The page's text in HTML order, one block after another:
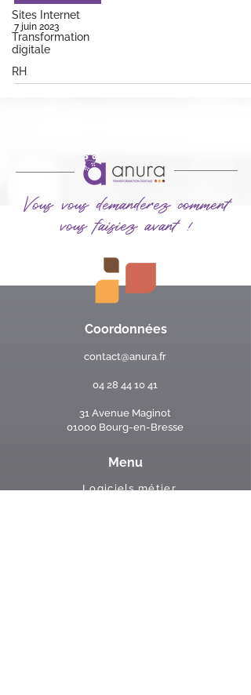
Sites Internet
Transformation
digitale
RH
7 juin 2023
Vous vous demanderez comment
vous faisiez avant !
Coordonnées
contact@anura.fr
04 28 44 10 41
31 Avenue Maginot
01000 Bourg-en-Bresse
Menu
Logiciels métier